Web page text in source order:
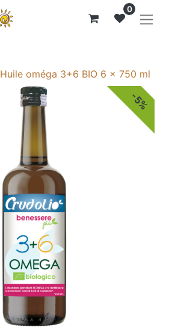
0
Huile oméga 3+6 BIO 6 x 750 ml
-5%